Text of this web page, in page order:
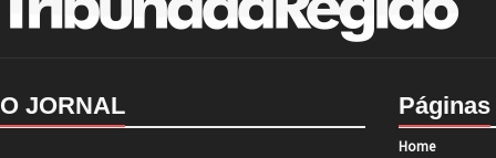
O JORNAL Páginas
Home